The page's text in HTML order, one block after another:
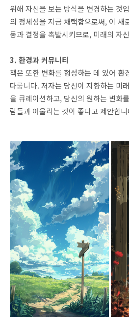
위해 자신을 보는 방식을 변경하는 것
의 정체성을 지금 채택함으로써, 이 새
동과 결정을 촉발시키므로, 미래의 자
3. 환경과 커뮤니티
책은 또한 변화를 형성하는 데 있어 환
다룹니다. 저자는 당신이 지향하는 미
을 큐레이션하고, 당신의 원하는 변화
람들과 어울리는 것이 좋다고 제안합니